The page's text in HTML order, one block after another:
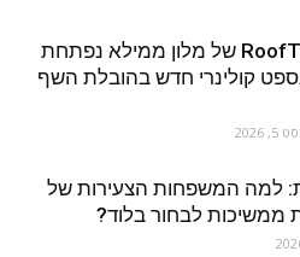
מסעדת ה-RoofTop של מלון ממילא נפתחת
קולינרי חדש בהובלת השף
2026
למה המשפחות הצעירות של
ממשיכות לבחור בלוד?